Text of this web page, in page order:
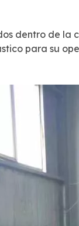
dentro de la
para su